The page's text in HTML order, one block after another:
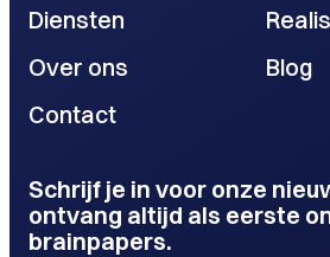
Diensten
Over ons
Blog
Contact
Schrijf je in voor onze
ontvang altijd als eerste
brainpapers.